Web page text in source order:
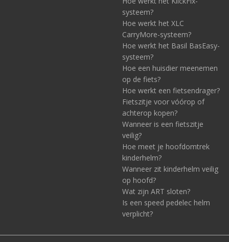
systeem?
Hoe werkt het XLC
CarryMore-systeem?
Hoe werkt het Basil BasEasy-
systeem?
Hoe een huisdier meenemen
op de fiets?
Hoe werkt een fietsendrager?
Fietszitje voor vóórop of
achterop kopen?
Wanneer is een fietszitje
veilig?
Hoe meet je hoofdomtrek
kinderhelm?
Wanneer zit kinderhelm veilig
op hoofd?
Wat zijn ART sloten?
Is een speed pedelec helm
verplicht?